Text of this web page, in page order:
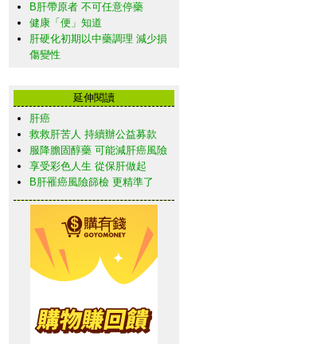
B肝帶原者 不可任意停藥
健康「便」知道
肝硬化初期以中藥調理 減少損
傷變性
延伸閱讀
肝癌
救救肝苦人 持續辦公益募款
服降膽固醇藥 可能減肝癌風險
享受彩色人生 從保肝做起
B肝罹癌風險篩檢 更精準了